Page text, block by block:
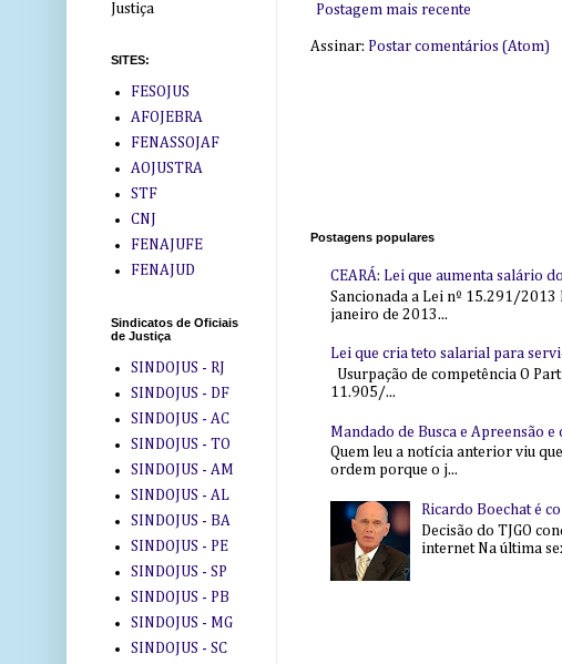
Postagem mais recente
Assinar: Postar comentários (Atom)
Postagens populares
CEARÁ: Lei que aumenta salário
Sancionada a Lei nº 15.291/
janeiro de 2013...
Lei que cria teto salarial para
Usurpação de competência O
11.905/...
Mandado de Busca e Apreensão
Quem leu a notícia anterior viu
ordem porque o j...
Ricardo Boechat é
Decisão do TJGO
internet Na última
Justiça
SITES:
FESOJUS
AFOJEBRA
FENASSOJAF
AOJUSTRA
STF
CNJ
FENAJUFE
FENAJUD
Sindicatos de Oficiais
de Justiça
SINDOJUS - RJ
SINDOJUS - DF
SINDOJUS - AC
SINDOJUS - TO
SINDOJUS - AM
SINDOJUS - AL
SINDOJUS - BA
SINDOJUS - PE
SINDOJUS - SP
SINDOJUS - PB
SINDOJUS - MG
SINDOJUS - SC